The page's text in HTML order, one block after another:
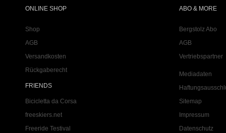
ONLINE SHOP
Shop
AGB
Versandkosten
Rückgaberecht
FRIENDS
Bicicletta da Corsa
freeskiers.net
Freeride Testival
ABO & MORE
Bergstolz Abo
AGB
Vertriebspartner
Mediadaten
Sitemap
Impressum
Datenschutz